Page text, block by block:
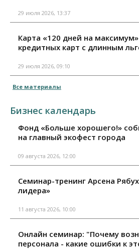
29 июля 2026, 13:37
Карта «120 дней на
кредитных карт с длинным
29 июля 2026, 09:10
Все материалы
Бизнес календарь
Фонд «Больше хорошего!»
на главный экофест города
09 августа 2026, 12:00
Семинар-тренинг Арсена
лидера»
11 августа 2026, 10:00
Онлайн семинар: "Почему
персонала - какие ошибки к